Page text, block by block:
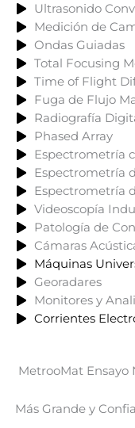
Ultrasonido
Medición de
Ondas Guiadas
Total Focusing
Time of Flight
Fuga de Flujo
Radiografía
Phased Array
Espectrometría
Espectrometría
Espectrometría
Videoscopía
Patología de
Cámaras
Máquinas
Georadares
Monitores y
Corrientes
MetrooMat Ensayo
Más Grande y